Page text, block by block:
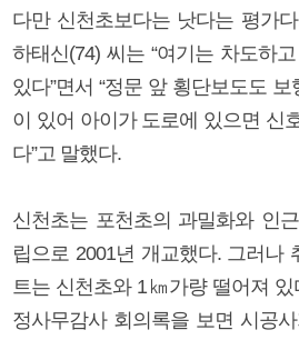
다만 신천초보다는 낫다는 평가
하태신(74) 씨는 “여기는 차도하
있다”면서 “정문 앞 횡단보도도
이 있어 아이가 도로에 있으면 신
다”고 말했다.
신천초는 포천초의 과밀화와 인
립으로 2001년 개교했다. 그러나
트는 신천초와 1㎞가량 떨어져
정사무감사 회의록을 보면 시공